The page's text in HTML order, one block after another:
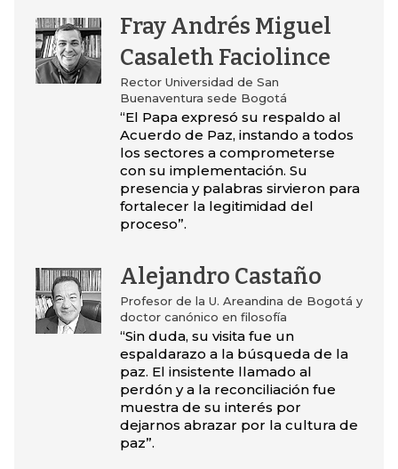
Fray Andrés Miguel
Casaleth Faciolince
Rector Universidad de San
Buenaventura sede Bogotá
“El Papa expresó su respaldo al
Acuerdo de Paz, instando a todos
los sectores a comprometerse
con su implementación. Su
presencia y palabras sirvieron para
fortalecer la legitimidad del
proceso”.
Alejandro Castaño
Profesor de la U. Areandina de Bogotá y
doctor canónico en filosofía
“Sin duda, su visita fue un
espaldarazo a la búsqueda de la
paz. El insistente llamado al
perdón y a la reconciliación fue
muestra de su interés por
dejarnos abrazar por la cultura de
paz”.